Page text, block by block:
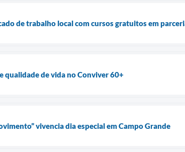
de trabalho local com cursos gratuitos em
qualidade de vida no Conviver 60+
vivencia dia especial em Campo Grande